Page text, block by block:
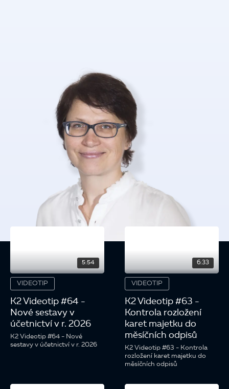
5:54
VIDEOTIP
K2 Videotip #64 -
Nové sestavy v
účetnictví v r. 2026
K2 Videotip #64 - Nové
sestavy v účetnictví v r. 2026
6:33
VIDEOTIP
K2 Videotip #63 -
Kontrola rozložení
karet majetku do
měsíčních odpisů
K2 Videotip #63 - Kontrola
rozložení karet majetku do
měsíčních odpisů